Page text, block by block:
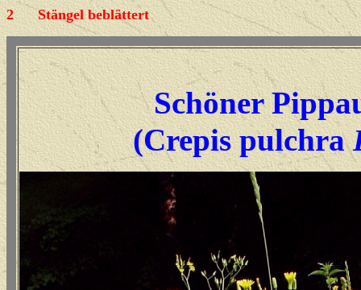
2Stängel beblättert
Schöner
(Crepis pulchra